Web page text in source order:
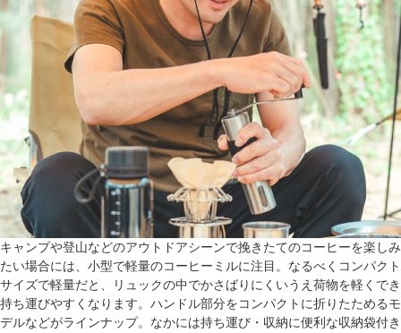
キャンプや登山などのアウトドアシーンで挽きたてのコーヒーを楽しみ
たい場合には、小型で軽量のコーヒーミルに注目。なるべくコンパクト
サイズで軽量だと、リュックの中でかさばりにくいうえ荷物を軽くでき
持ち運びやすくなります。ハンドル部分をコンパクトに折りたためるモ
デルなどがラインナップ。なかには持ち運び・収納に便利な収納袋付き